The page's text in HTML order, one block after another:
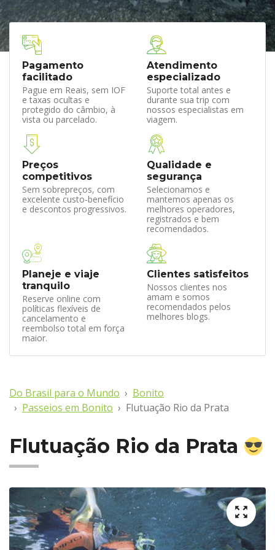
Pagamento
facilitado
Pague em Reais, sem IOF
e taxas ocultas e
protegido do câmbio, à
vista ou parcelado.
Atendimento
especializado
Suporte total antes e
durante sua trip com
nossos especialistas em
viagem.
Preços
competitivos
Sem sobrepreços, com
excelente custo-benefício
e descontos progressivos.
Qualidade e
segurança
Selecionamos e
mantemos apenas os
melhores operadores,
registrados e bem
recomendados.
Planeje e viaje
tranquilo
Reserve online com
políticas flexíveis de
cancelamento e
reembolso total em força
maior.
Clientes satisfeitos
Nossos clientes nos
amam e somos
recomendados pelos
melhores blogs.
Do Brasil para o Mundo
Bonito
Passeios em Bonito
Flutuação Rio da Prata
Flutuação Rio da Prata